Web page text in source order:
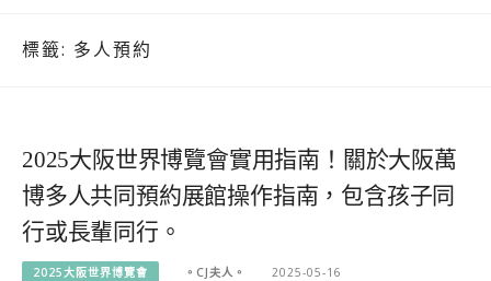
標籤: 多人預約
2025大阪世界博覽會實用指南！關於大阪萬
博多人共同預約展館操作指南，包含孩子同
行或長輩同行。
2025大阪世界博覽會 。CJ夫人。 2025-05-16